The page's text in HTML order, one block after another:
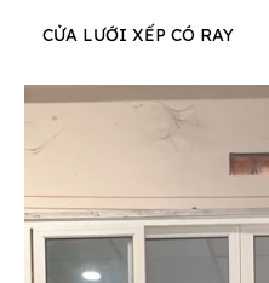
CỬA LƯỚI XẾP CÓ RAY